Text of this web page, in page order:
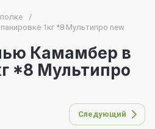
/
1кг *8 Мультипро new
Камамбер в
*8 Мультипро
Следующий